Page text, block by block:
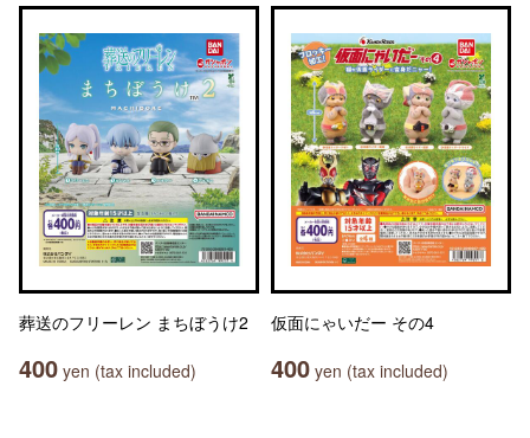
葬送のフリーレン まちぼうけ2
400 yen (tax included)
仮面にゃいだー その4
400 yen (tax included)